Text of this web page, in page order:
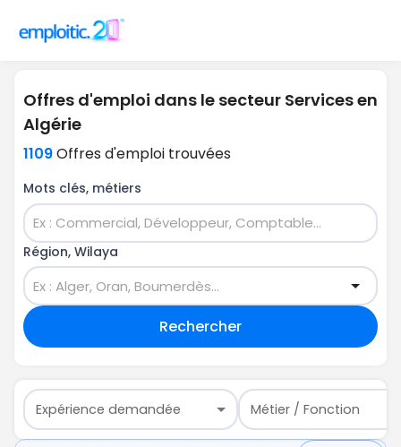
Offres d'emploi dans le secteur Services en
Algérie
1109Offres d'emploi trouvées
Mots clés, métiers
Région, Wilaya
Rechercher
Expérience demandée Métier / Fonction